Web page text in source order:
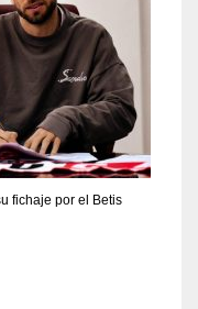
fichaje por el Betis